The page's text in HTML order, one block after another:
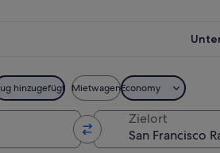
hinzugefügt MietwagenEconomy
Zielort